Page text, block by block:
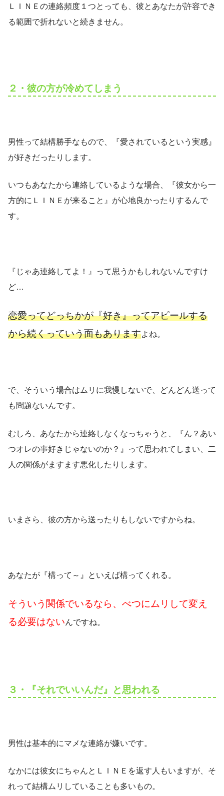
ＬＩＮＥの連絡頻度１つとっても、彼とあなたが許容でき
る範囲で折れないと続きません。
２・彼の方が冷めてしまう
男性って結構勝手なもので、『愛されているという実感』
が好きだったりします。
いつもあなたから連絡しているような場合、『彼女から一
方的にＬＩＮＥが来ること』が心地良かったりするんで
す。
『じゃあ連絡してよ！』って思うかもしれないんですけ
ど…
恋愛ってどっちかが『好き』ってアピールする
から続くっていう面もありますよね。
で、そういう場合はムリに我慢しないで、どんどん送って
も問題ないんです。
むしろ、あなたから連絡しなくなっちゃうと、『ん？あい
つオレの事好きじゃないのか？』って思われてしまい、二
人の関係がますます悪化したりします。
いまさら、彼の方から送ったりもしないですからね。
あなたが『構って～』といえば構ってくれる。
そういう関係でいるなら、べつにムリして変え
る必要はないんですね。
３・『それでいいんだ』と思われる
男性は基本的にマメな連絡が嫌いです。
なかには彼女にちゃんとＬＩＮＥを返す人もいますが、そ
れって結構ムリしていることも多いもの。